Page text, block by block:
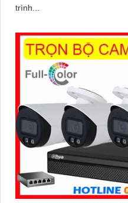
trình...